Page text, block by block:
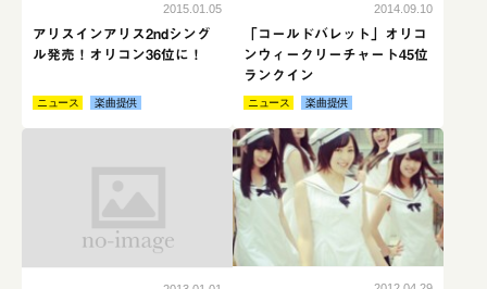
2015.01.05
アリスインアリス2ndシング
ル発売！オリコン36位に！
ニュース 楽曲提供
2014.09.10
「コールドバレット」オリコ
ンウィークリーチャート45位
ランクイン
ニュース 楽曲提供
続きはこちら